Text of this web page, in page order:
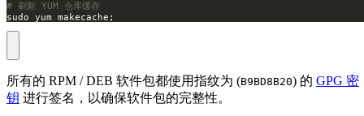
# 刷新 YUM 仓库缓存
sudo yum makecache;
所有的 RPM / DEB 软件包都使用指纹为 (B9BD8B20) 的 GPG 密
钥 进行签名，以确保软件包的完整性。